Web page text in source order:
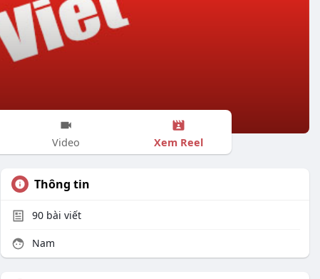
Video Xem Reel
Thông tin
90 bài viết
Nam